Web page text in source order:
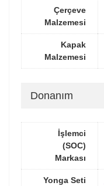
Çerçeve
Malzemesi
Kapak
Malzemesi
Donanım
İşlemci
(SOC)
Markası
Yonga Seti